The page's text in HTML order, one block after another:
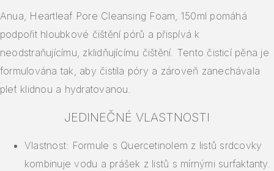
Anua, Heartleaf Pore Cleansing Foam, 150ml pomáhá
podpořit hloubkové čištění pórů a přispívá k
neodstraňujícímu, zklidňujícímu čištění. Tento čisticí pěna je
formulována tak, aby čistila póry a zároveň zanechávala
pleť klidnou a hydratovanou.
JEDINEČNÉ VLASTNOSTI
Vlastnost: Formule s Quercetinolem z listů srdcovky
kombinuje vodu a prášek z listů s mírnými surfaktanty.